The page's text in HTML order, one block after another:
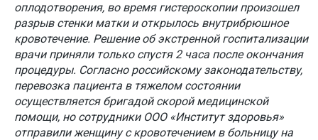
оплодотворения, во время гистероскопии произошел
разрыв стенки матки и открылось внутрибрюшное
кровотечение. Решение об экстренной госпитализации
врачи приняли только спустя 2 часа после окончания
процедуры. Согласно российскому законодательству,
перевозка пациента в тяжелом состоянии
осуществляется бригадой скорой медицинской
помощи, но сотрудники ООО «Институт здоровья»
отправили женщину с кровотечением в больницу на